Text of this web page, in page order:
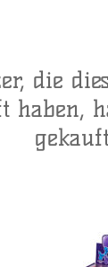
die
haben,